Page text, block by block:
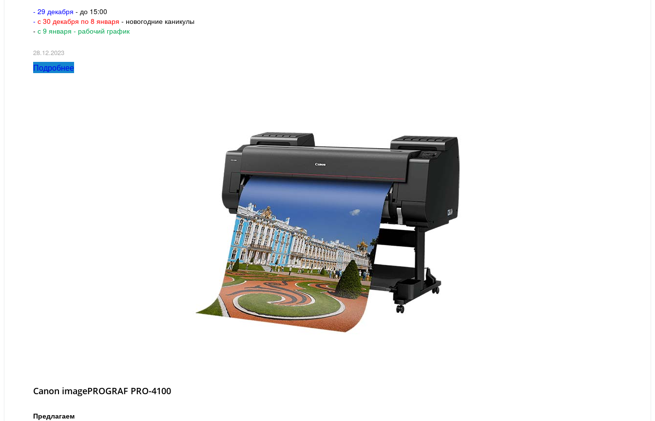
- 29 декабря - до 15:00
- с 30 декабря по 8 января - новогодние каникулы
- с 9 января - рабочий график
28.12.2023
Подробнее
Canon imagePROGRAF PRO-4100
Предлагаем